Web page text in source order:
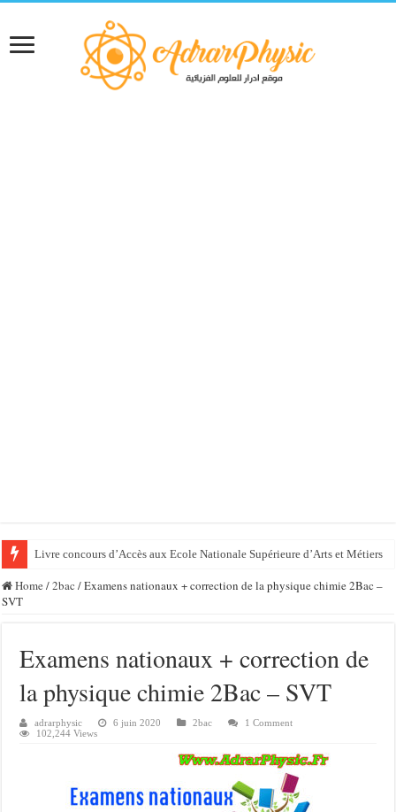
Livre concours d’Accès aux Ecole Nationale Supérieure d’Arts et Métiers
Home /2bac /Examens nationaux + correction de la physique chimie 2Bac –
SVT
Examens nationaux + correction de
la physique chimie 2Bac – SVT
adrarphysic 6 juin 2020 2bac
1 Comment
102,244 Views